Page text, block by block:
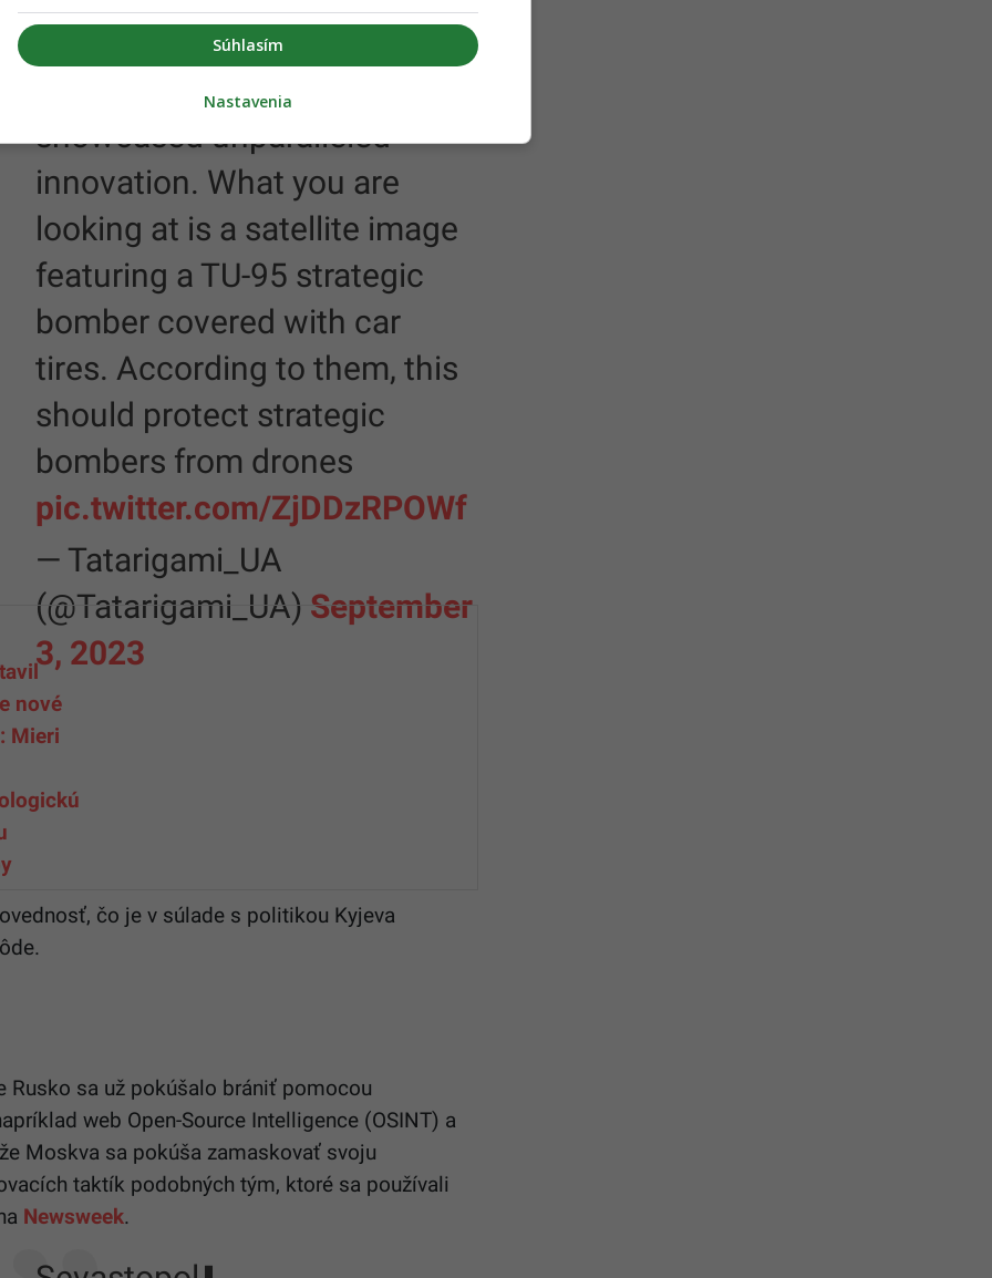
Brace yourselves, because
russians have once again
showcased unparalleled
innovation. What you are
looking at is a satellite image
featuring a TU-95 strategic
bomber covered with car
tires. According to them, this
should protect strategic
bombers from drones
pic.twitter.com/ZjDDzRPOWf
— Tatarigami_UA
(@Tatarigami_UA) September
3, 2023
nové
Mieri
čo je v súlade s politikou Kyjeva
Rusko sa už pokúšalo brániť pomocou
web Open-Source Intelligence (OSINT) a
Moskva sa pokúša zamaskovať svoju
taktík podobných tým, ktoré sa používali
Newsweek.
Súhlasím
Nastavenia